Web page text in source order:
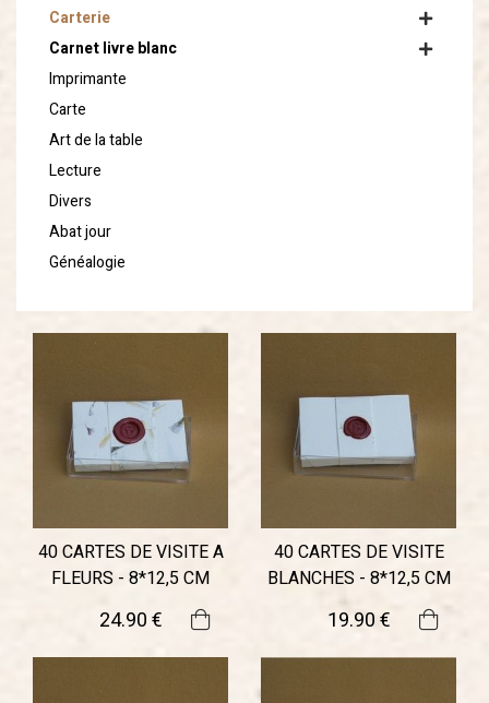
Carterie
Carnet livre blanc
Imprimante
Carte
Art de la table
Lecture
Divers
Abat jour
Généalogie
40 CARTES DE VISITE A
FLEURS - 8*12,5 CM
24.90€
40 CARTES DE VISITE
BLANCHES - 8*12,5 CM
19.90€